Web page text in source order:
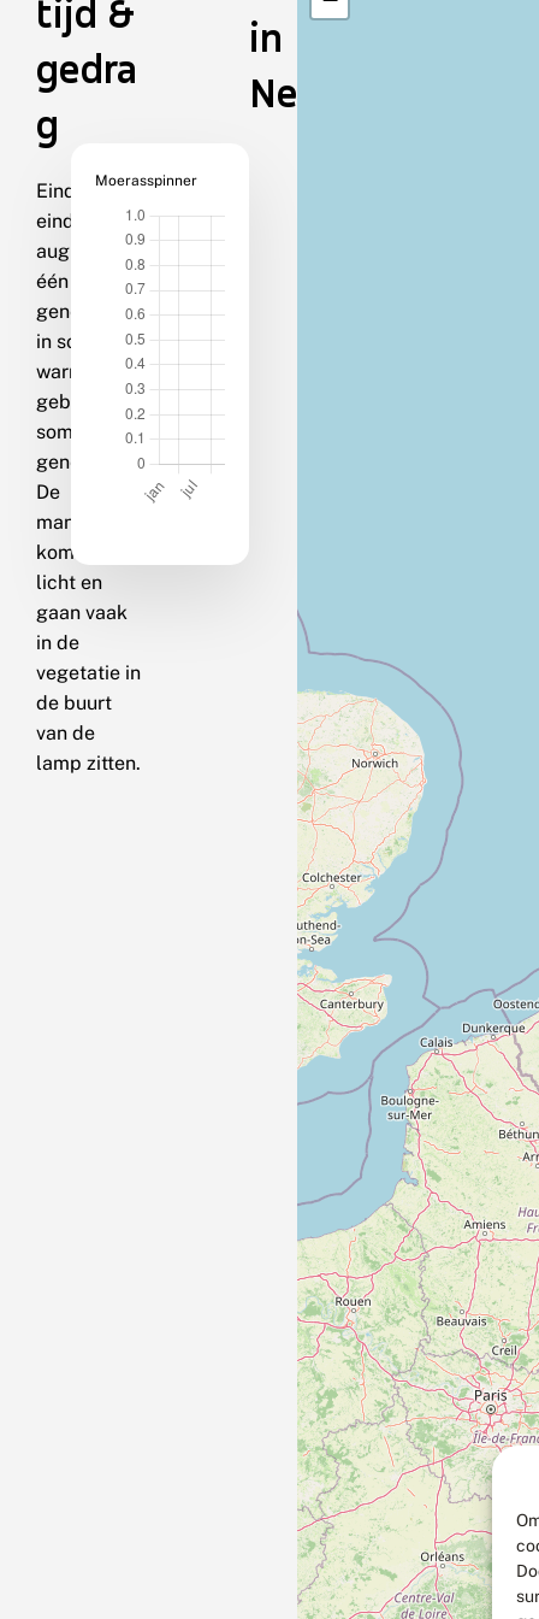
tijd &
gedra
g
Eind juni-
eind
augustus in
één
generatie;
in sommige
warme
gebieden
soms twee
generaties.
De
mannetjes
komen op
licht en
gaan vaak
in de
vegetatie in
de buurt
van de
lamp zitten.
Moerasspinner
in
Nederland